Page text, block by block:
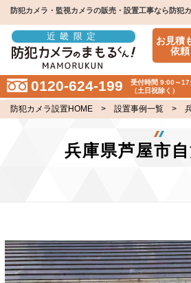
防犯カメラ・監視カメラの販売・設置工事なら防犯
近畿限定
お見積
依頼
0120-624-199
受付時間 9:00～
（土日祝除く）
防犯カメラ設置HOME> 設置事例一覧> 兵
兵庫県芦屋市